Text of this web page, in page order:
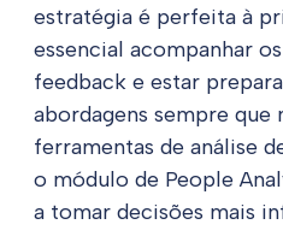
estratégia é perfeita à
essencial acompanhar
feedback e estar
abordagens sempre que
ferramentas de análise
o módulo de People
a tomar decisões mais